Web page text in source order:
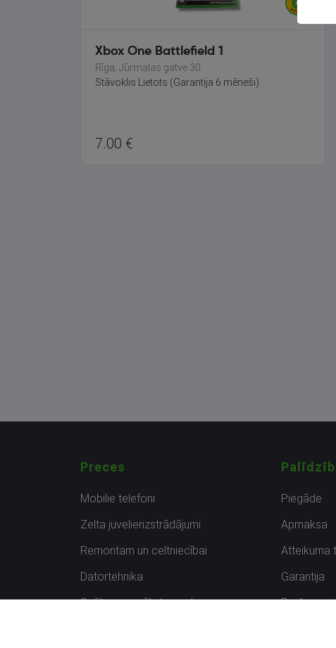
Xbox One Battlefield 1
Rīga, Jūrmalas gatve 30
Stāvoklis Lietots (Garantija 6 mēneši)
7.00 €
Preces
Mobilie telefoni
Zelta juvelierizstrādājumi
Remontam un celtniecībai
Datortehnika
Spēles un spēļu konsoles
Piegāde
Apmaksa
Atteikuma
Garantija
Preču